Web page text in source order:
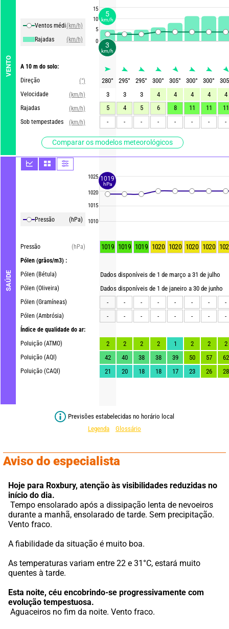
VENTO
Ventos média(km/h)
Rajadas
(km/h)
A 10 m do solo:
Direção
(°)
Velocidade
(km/h)
Rajadas
(km/h)
Sob tempestades
(km/h)
Comparar os modelos meteorológicos
SAÚDE
Pressão (hPa)
Pressão
(hPa)
Pólen (grãos/m3) :
Pólen (Bétula)
Pólen (Oliveira)
Pólen (Gramíneas)
Pólen (Ambrósia)
Índice de qualidade do ar:
Poluição (ATMO)
Poluição (AQI)
Poluição (CAQI)
15
10
5
0
1025
1020
1015
1010
280° 295° 295° 300° 305° 300° 300°
305
3
3 3 4 4 4 4
4
5
4 5 6 8 11 11
11
-
- - - - - - -
1019 1019 1019 1020 1020 1020 1020
Dados disponíveis de 1 de março a 31 de julho
Dados disponíveis de 1 de janeiro a 30 de junho
-
- - - - - -
-
-
- - - - - - -
2 2 2 2 1 2 2
2
42
40 38 38 39 50 57
62
21
20 18 18 17 23 26 28
Previsões estabelecidas no horário local
Legenda
Glossário
Aviso do especialista
Hoje para Roxbury, atenção às visibilidades reduzidas no
início do dia.
durante a manhã, ensolarado de tarde. Sem precipitação.
Vento fraco.
A fiabilidade da situação é muito boa.
As temperaturas variam entre 22 e 31°C, estará muito
quentes à tarde.
Esta noite, céu encobrindo-se progressivamente com
evolução tempestuosa.
Aguaceiros no fim da noite. Vento fraco.
3
km/h
5
km/h
1019
hPa